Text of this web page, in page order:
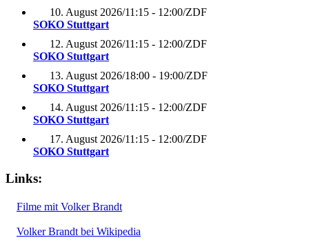
10. August 2026/11:15 - 12:00/ZDF
SOKO Stuttgart
12. August 2026/11:15 - 12:00/ZDF
SOKO Stuttgart
13. August 2026/18:00 - 19:00/ZDF
SOKO Stuttgart
14. August 2026/11:15 - 12:00/ZDF
SOKO Stuttgart
17. August 2026/11:15 - 12:00/ZDF
SOKO Stuttgart
Links:
Filme mit Volker Brandt
Volker Brandt bei Wikipedia